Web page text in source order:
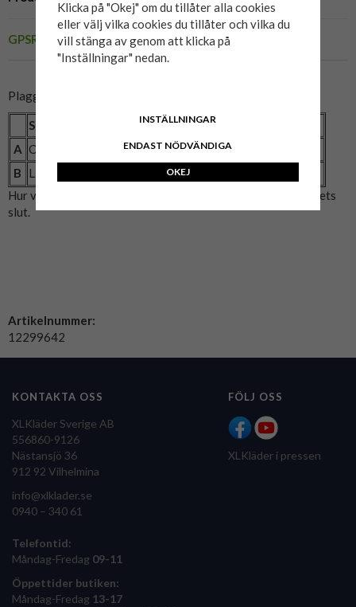
GPSR
Plaggets mått:
Storlek 3XL 4XL 5XL
A Omkrets (cm) 122 130 142 148
B
Längd (cm) 81
Hur vi mätat: A= Bröstmått x2. B= Mitten av axeln till plaggets
slut.
Artikelnummer:
12299642
KONTAKTA OSS
XLKläder Sverige AB
556860-9126
Nästansjö 36
912 92 Vilhelmina
info@xlklader.se
0940 – 340 61
Telefontid:
Måndag-Fredag 09-11
Öppettider butiken:
Måndag-Fredag 13-17
FÖLJ OSS
XLKläder i pressen
Klicka på "Okej" om du tillåter alla cookies
eller välj vilka cookies du tillåter och vilka du
vill stänga av genom att klicka på
"Inställningar" nedan.
INSTÄLLNINGAR
ENDAST NÖDVÄNDIGA
OKEJ